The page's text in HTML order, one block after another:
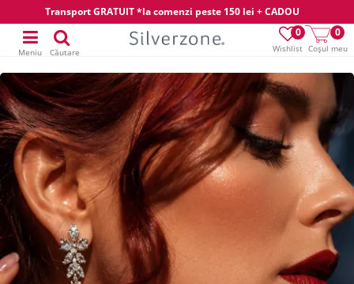
Transport GRATUIT *la comenzi peste 150 lei + CADOU
Wishlist
0
Coșul meu
0
Meniu Căutare